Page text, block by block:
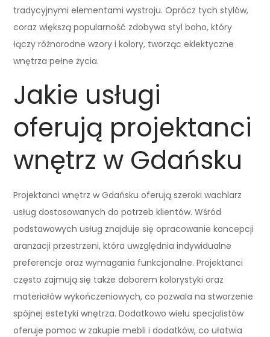
tradycyjnymi elementami wystroju. Oprócz tych stylów,
coraz większą popularność zdobywa styl boho, który
łączy różnorodne wzory i kolory, tworząc eklektyczne
wnętrza pełne życia.
Jakie usługi
oferują projektanci
wnętrz w Gdańsku
Projektanci wnętrz w Gdańsku oferują szeroki wachlarz
usług dostosowanych do potrzeb klientów. Wśród
podstawowych usług znajduje się opracowanie koncepcji
aranżacji przestrzeni, która uwzględnia indywidualne
preferencje oraz wymagania funkcjonalne. Projektanci
często zajmują się także doborem kolorystyki oraz
materiałów wykończeniowych, co pozwala na stworzenie
spójnej estetyki wnętrza. Dodatkowo wielu specjalistów
oferuje pomoc w zakupie mebli i dodatków, co ułatwia